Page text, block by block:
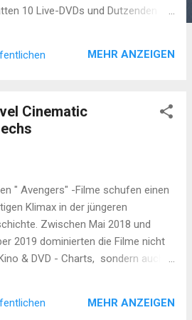
10 Live-DVDs und Dutzenden
auch noch hunderte Bootlegs.
Begleiterscheinungen.
Browne organsierte im September
Square-Garden unter dem
Bedenken zusagte,
daraus fünf Tage. Keiner der anderen
NACH dem Boss und seiner E-
Tag für seinen Auftritt. 1979 war
Ruf eines tollen Live-Performers
MEHR ANZEIGEN
Cinematic
" Avengers" -Filme schufen einen
Klimax in der jüngeren
Zwischen Mai 2018 und
2019 dominierten die Filme nicht
& DVD - Charts, sondern auch
gegen den großen Widersacher
MEHR ANZEIGEN